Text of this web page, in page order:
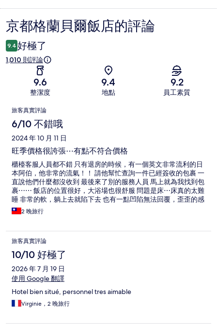
評
論
京都格蘭貝爾飯店的評論
9.4 好極了
1,010 則評論
9.6
整潔度
9.4
地點
9.2
員工素質
評
論
旅客真實評論
6/10 不錯哦
2024 年 10 月 11 日
旺季價格很誇張⋯有點不符合價格
櫃檯客服人員都不錯 只有退房的時候，有一個英文非常流利的日
本阿伯，他非常的流氣！！ 請他幫忙查詢一件已經簽收的包裹 一
直說他們什麼都沒收到 最後來了別的服務人員 馬上就為我找到包
裹⋯⋯ 飯店的位置很好，大浴場也很舒服 問題是床⋯床真的太難
睡 非常的軟，躺上去就陷下去 也有一點凹陷無法回覆，歪歪的感
覺 入住2個晚上都睡得非常不舒服 早餐選項不多 大致上還可以，
每日有更換部分菜色 下次不會再選擇這間飯店
2 晚旅行
旅客真實評論
10/10 好極了
2026 年 7 月 19 日
使用 Google 翻譯
Hotel bien situé, personnel tres aimable
Virginie，2 晚旅行